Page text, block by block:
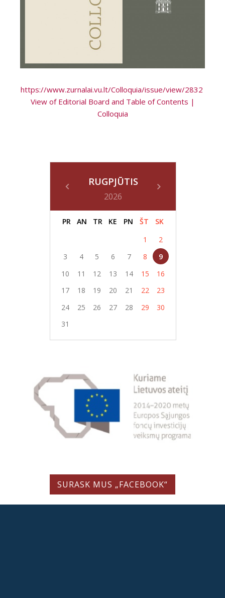
https://www.zurnalai.vu.lt/Colloquia/issue/view/2832
View of Editorial Board and Table of Contents |
Colloquia
RUGPJŪTIS
2026
PR AN TR KE PN ŠT
SK
1
2
3
4 5 6 7 8
9
10
11 12 13 14 15
16
17
18 19 20 21 22
23
24
25 26 27 28 29
30
31
SURASK MUS „FACEBOOK“